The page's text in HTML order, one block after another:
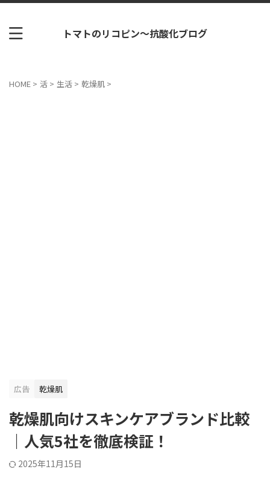
トマトのリコピン～抗酸化ブログ
HOME > 活 > 生活 > 乾燥肌 >
広告 乾燥肌
乾燥肌向けスキンケアブランド比較
｜人気5社を徹底検証！
2025年11月15日